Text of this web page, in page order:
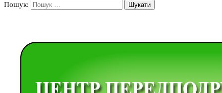
Пошук: